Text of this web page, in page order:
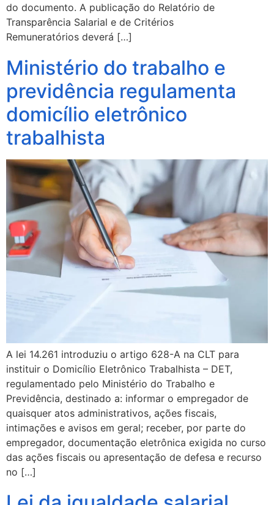
do documento. A publicação do Relatório de
Transparência Salarial e de Critérios
Remuneratórios deverá […]
Ministério do trabalho e
previdência regulamenta
domicílio eletrônico
trabalhista
A lei 14.261 introduziu o artigo 628-A na CLT para
instituir o Domicílio Eletrônico Trabalhista – DET,
regulamentado pelo Ministério do Trabalho e
Previdência, destinado a: informar o empregador de
quaisquer atos administrativos, ações fiscais,
intimações e avisos em geral; receber, por parte do
empregador, documentação eletrônica exigida no curso
das ações fiscais ou apresentação de defesa e recurso
no […]